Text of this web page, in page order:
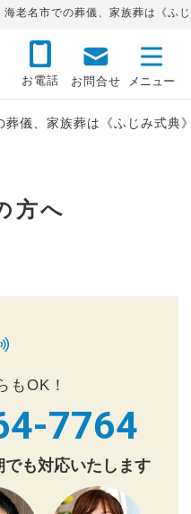
老名市での葬儀、家族葬は《ふ
お電話 お問合せ
葬儀、家族葬は《ふじみ式典
方へ
もOK！
7764
も対応いたします